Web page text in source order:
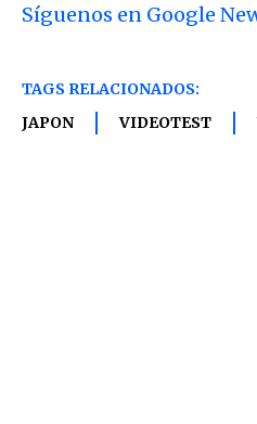
Síguenos en Google
TAGS RELACIONADOS:
JAPON
VIDEOTEST